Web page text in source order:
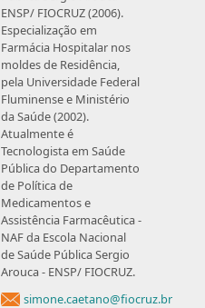
ENSP/ FIOCRUZ (2006).
Especialização em
Farmácia Hospitalar nos
moldes de Residência,
pela Universidade Federal
Fluminense e Ministério
da Saúde (2002).
Atualmente é
Tecnologista em Saúde
Pública do Departamento
de Política de
Medicamentos e
Assistência Farmacêutica -
NAF da Escola Nacional
de Saúde Pública Sergio
Arouca - ENSP/ FIOCRUZ.
simone.caetano@fiocruz.br